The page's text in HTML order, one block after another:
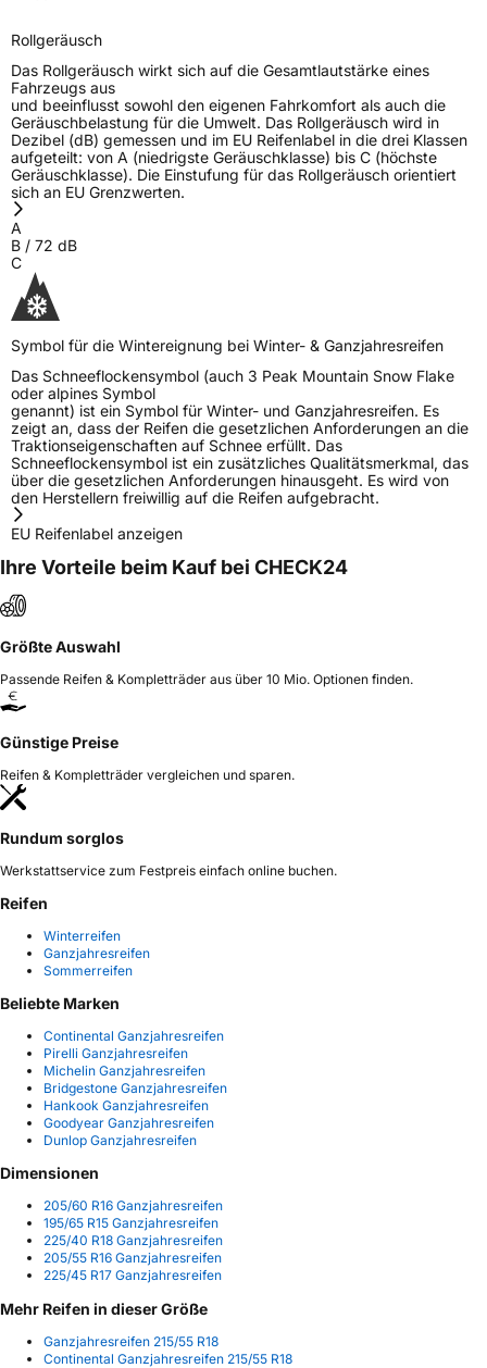
3PMSF / Schneeflockensymbol / Alpine-SymbolJa
EPREL ID1090434
Allgemeine Produktsicherheit (GPSR)
Herstellerkontakt
Rollgeräusch
Das Rollgeräusch wirkt sich auf die Gesamtlautstärke eines
Fahrzeugs aus
und beeinflusst sowohl den eigenen Fahrkomfort als auch die
Geräuschbelastung für die Umwelt. Das Rollgeräusch wird in
Dezibel (dB) gemessen und im EU Reifenlabel in die drei Klassen
aufgeteilt: von A (niedrigste Geräuschklasse) bis C (höchste
Geräuschklasse). Die Einstufung für das Rollgeräusch orientiert
sich an EU Grenzwerten.
A
B / 72 dB
C
Symbol für die Wintereignung bei Winter- & Ganzjahresreifen
Das Schneeflockensymbol (auch 3 Peak Mountain Snow Flake
oder alpines Symbol
genannt) ist ein Symbol für Winter- und Ganzjahresreifen. Es
zeigt an, dass der Reifen die gesetzlichen Anforderungen an die
Traktionseigenschaften auf Schnee erfüllt. Das
Schneeflockensymbol ist ein zusätzliches Qualitätsmerkmal, das
über die gesetzlichen Anforderungen hinausgeht. Es wird von
den Herstellern freiwillig auf die Reifen aufgebracht.
EU Reifenlabel anzeigen
Ihre Vorteile beim Kauf bei CHECK24
Größte Auswahl
Passende Reifen & Kompletträder aus über 10 Mio. Optionen finden.
Günstige Preise
Reifen & Kompletträder vergleichen und sparen.
Rundum sorglos
Werkstattservice zum Festpreis einfach online buchen.
Reifen
Winterreifen
Ganzjahresreifen
Sommerreifen
Beliebte Marken
Continental Ganzjahresreifen
Pirelli Ganzjahresreifen
Michelin Ganzjahresreifen
Bridgestone Ganzjahresreifen
Hankook Ganzjahresreifen
Goodyear Ganzjahresreifen
Dunlop Ganzjahresreifen
Dimensionen
205/60 R16 Ganzjahresreifen
195/65 R15 Ganzjahresreifen
225/40 R18 Ganzjahresreifen
205/55 R16 Ganzjahresreifen
225/45 R17 Ganzjahresreifen
Mehr Reifen in dieser Größe
Ganzjahresreifen 215/55 R18
Continental Ganzjahresreifen 215/55 R18